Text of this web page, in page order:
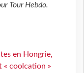
Tour Hebdo.
en Hongrie,
« coolcation »